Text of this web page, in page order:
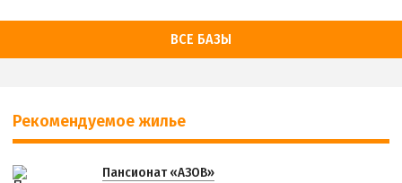
ВСЕ БАЗЫ
Рекомендуемое жилье
Пансионат «АЗОВ»